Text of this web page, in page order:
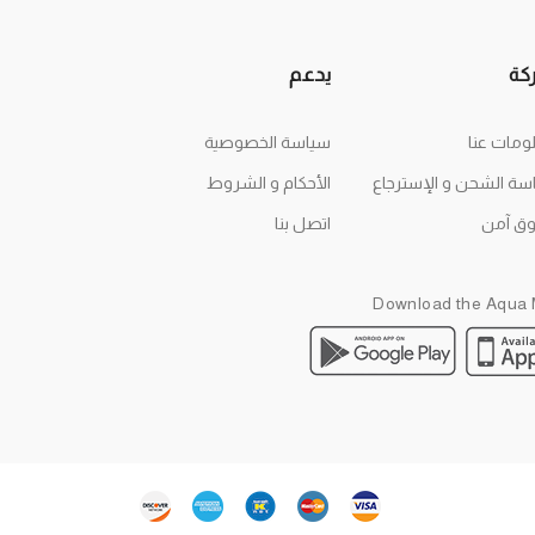
عنا
الشحن و الإسترجاع
آمن
يدعم
سياسة الخصوصية
الأحكام و الشروط
اتصل بنا
Download the Aqua